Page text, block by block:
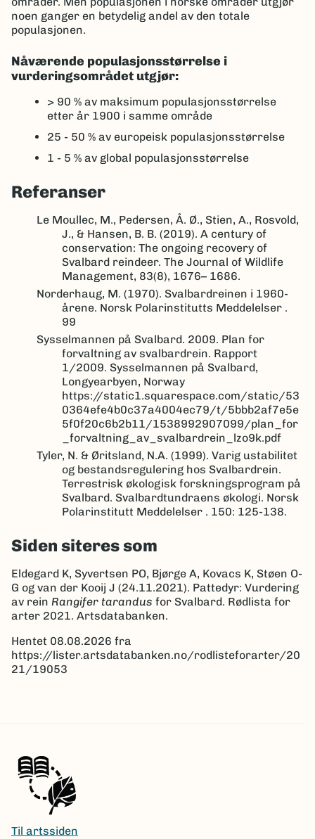
noen ganger en betydelig andel av den totale
populasjonen.
Nåværende populasjonsstørrelse i
vurderingsområdet utgjør:
> 90 % av maksimum populasjonsstørrelse
etter år 1900 i samme område
25 - 50 % av europeisk populasjonsstørrelse
1 - 5 % av global populasjonsstørrelse
Referanser
Le Moullec, M., Pedersen, Å. Ø., Stien, A., Rosvold,
J., & Hansen, B. B. (2019). A century of
conservation: The ongoing recovery of
Svalbard reindeer. The Journal of Wildlife
Management, 83(8), 1676– 1686.
Norderhaug, M. (1970). Svalbardreinen i 1960-
årene. Norsk Polarinstitutts Meddelelser .
99
Sysselmannen på Svalbard. 2009. Plan for
forvaltning av svalbardrein. Rapport
1/2009. Sysselmannen på Svalbard,
Longyearbyen, Norway
https://static1.squarespace.com/static/53
0364efe4b0c37a4004ec79/t/5bbb2af7e5e
5f0f20c6b2b11/1538992907099/plan_for
_forvaltning_av_svalbardrein_lzo9k.pdf
Tyler, N. & Øritsland, N.A. (1999). Varig ustabilitet
og bestandsregulering hos Svalbardrein.
Terrestrisk økologisk forskningsprogram på
Svalbard. Svalbardtundraens økologi. Norsk
Polarinstitutt Meddelelser . 150: 125-138.
Siden siteres som
Eldegard K, Syvertsen PO, Bjørge A, Kovacs K, Støen O-
G og van der Kooij J (24.11.2021). Pattedyr: Vurdering
av rein Rangifer tarandus for Svalbard. Rødlista for
arter 2021. Artsdatabanken.
Hentet 08.08.2026 fra
https://lister.artsdatabanken.no/rodlisteforarter/20
21/19053
Til artssiden